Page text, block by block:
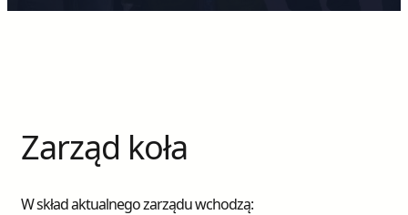
Zarząd koła
W skład aktualnego zarządu wchodzą: